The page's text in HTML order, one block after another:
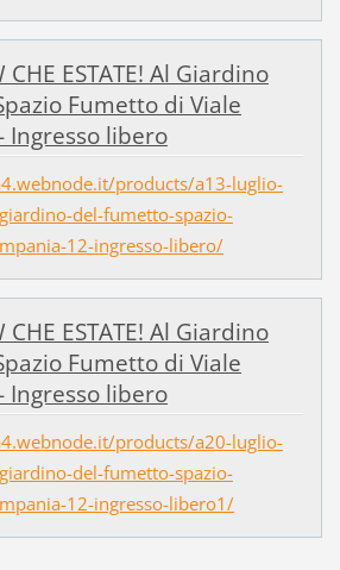
ESTATE! Al Giardino
Fumetto di Viale
Ingresso libero
products/a13-luglio-
del-fumetto-spazio-
12-ingresso-libero/
ESTATE! Al Giardino
Fumetto di Viale
Ingresso libero
products/a20-luglio-
del-fumetto-spazio-
12-ingresso-libero1/